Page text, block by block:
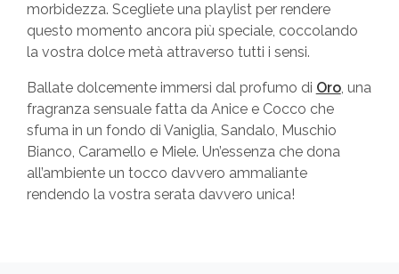
morbidezza. Scegliete una playlist per rendere
questo momento ancora più speciale, coccolando
la vostra dolce metà attraverso tutti i sensi.
Ballate dolcemente immersi dal profumo di Oro, una
fragranza sensuale fatta da Anice e Cocco che
sfuma in un fondo di Vaniglia, Sandalo, Muschio
Bianco, Caramello e Miele. Un’essenza che dona
all’ambiente un tocco davvero ammaliante
rendendo la vostra serata davvero unica!